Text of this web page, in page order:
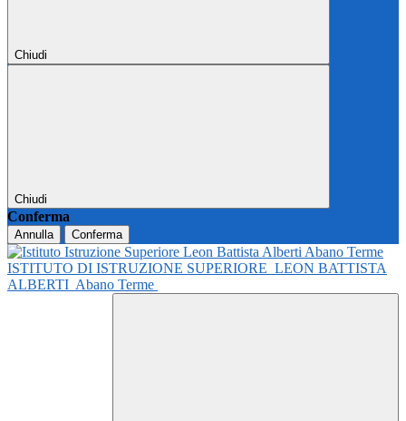
Chiudi
Chiudi
Conferma
Annulla Conferma
ISTITUTO DI ISTRUZIONE SUPERIORE LEON BATTISTA
ALBERTI Abano Terme